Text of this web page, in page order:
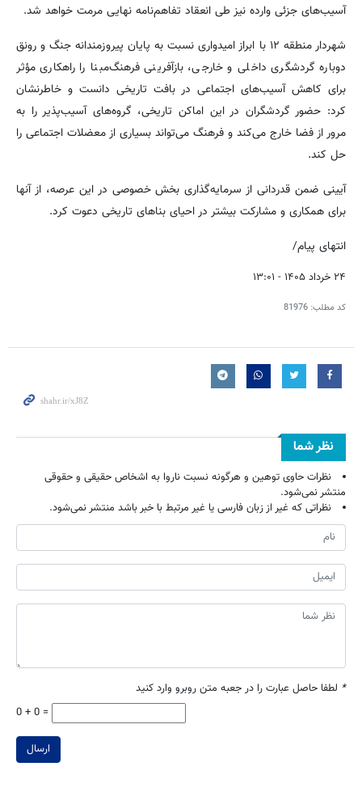
آسیب‌های جزئی وارده نیز طی انعقاد تفاهم‌نامه نهایی مرمت خواهد شد.
شهردار منطقه ۱۲ با ابراز امیدواری نسبت به پایان پیروزمندانه جنگ و رونق
دوباره گردشگری داخلی و خارجی، بازآفرینی فرهنگ‌مبنا را راهکاری مؤثر
برای کاهش آسیب‌های اجتماعی در بافت تاریخی دانست و خاطرنشان
کرد: حضور گردشگران در این اماکن تاریخی، گروه‌های آسیب‌پذیر را به
مرور از فضا خارج می‌کند و فرهنگ می‌تواند بسیاری از معضلات اجتماعی را
حل کند.
آیینی ضمن قدردانی از سرمایه‌گذاری بخش خصوصی در این عرصه، از آنها
برای همکاری و مشارکت بیشتر در احیای بناهای تاریخی دعوت کرد.
انتهای پیام/
۲۴ خرداد ۱۴۰۵ - ۱۳:۰۱
کد مطلب: 81976
نظر شما
نظرات حاوی توهین و هرگونه نسبت ناروا به اشخاص حقیقی و حقوقی
منتشر نمی‌شود.
نظراتی که غیر از زبان فارسی یا غیر مرتبط با خبر باشد منتشر نمی‌شود.
* لطفا حاصل عبارت را در جعبه متن روبرو وارد کنید
0 + 0 =
ارسال